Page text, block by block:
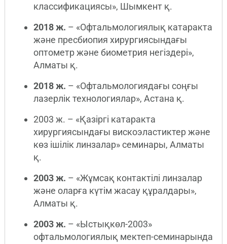
классификациясы», Шымкент қ.
2018 ж. – «Офтальмологиялық катаракта
және пресбиопия хирургиясындағы
оптометр және биометрия негіздері»,
Алматы қ.
2018 ж. – «Офтальмологиядағы соңғы
лазерлік технологиялар», Астана қ.
2003 ж. – «Қазіргі катаракта
хирургиясындағы вискоэластиктер және
көз ішілік линзалар» семинары, Алматы
қ.
2003 ж. – «Жұмсақ контактілі линзалар
және оларға күтім жасау құралдары»,
Алматы қ.
2003 ж. – «Ыстықкөл-2003»
офтальмологиялық мектеп-семинарында